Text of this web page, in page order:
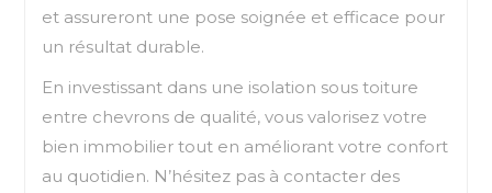
et assureront une pose soignée et efficace pour
un résultat durable.
En investissant dans une isolation sous toiture
entre chevrons de qualité, vous valorisez votre
bien immobilier tout en améliorant votre confort
au quotidien. N’hésitez pas à contacter des